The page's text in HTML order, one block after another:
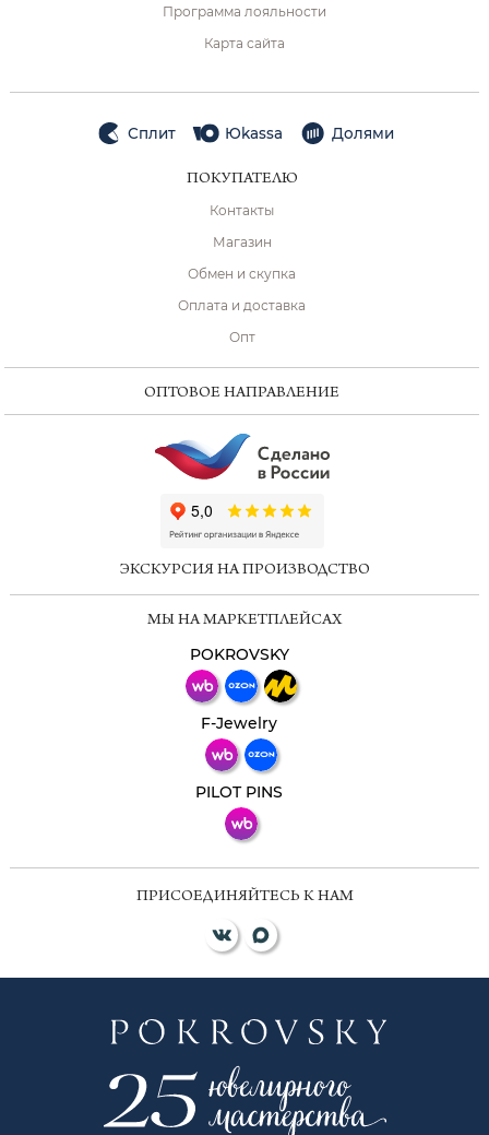
Программа лояльности
Карта сайта
Сплит Юkassa Долями
ПОКУПАТЕЛЮ
Контакты
Магазин
Обмен и скупка
Оплата и доставка
Опт
ОПТОВОЕ НАПРАВЛЕНИЕ
ЭКСКУРСИЯ НА ПРОИЗВОДСТВО
МЫ НА МАРКЕТПЛЕЙСАХ
POKROVSKY
F-Jewelry
PILOT PINS
ПРИСОЕДИНЯЙТЕСЬ К НАМ